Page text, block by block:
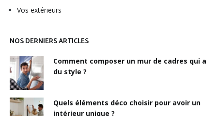
Vos extérieurs
NOS DERNIERS ARTICLES
Comment composer un mur de cadres qui a
du style ?
Quels éléments déco choisir pour avoir un
intérieur unique ?